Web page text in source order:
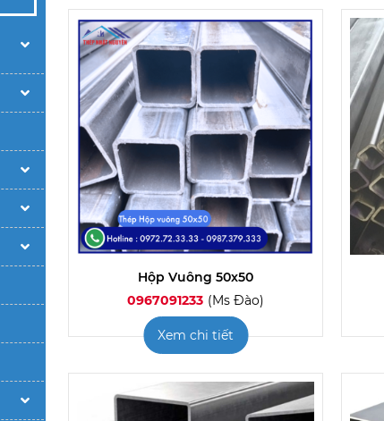
Hộp Vuông 50x50
0967091233 (Ms Đào)
Xem chi tiết